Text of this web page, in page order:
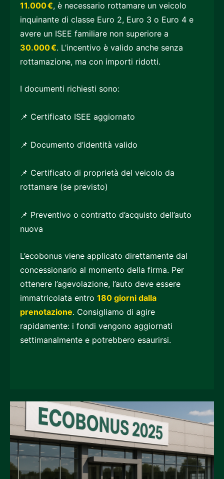
11.000 €, è necessario rottamare un veicolo
inquinante di classe Euro 2, Euro 3 o Euro 4 e
avere un ISEE familiare non superiore a
30.000 €. L’incentivo è valido anche senza
rottamazione, ma con importi ridotti.
I documenti richiesti sono:
📌 Certificato ISEE aggiornato
📌 Documento d’identità valido
📌 Certificato di proprietà del veicolo da
rottamare (se previsto)
📌 Preventivo o contratto d’acquisto dell’auto
nuova
L’ecobonus viene applicato direttamente dal
concessionario al momento della firma. Per
ottenere l’agevolazione, l’auto deve essere
immatricolata entro 180 giorni dalla
prenotazione. Consigliamo di agire
rapidamente: i fondi vengono aggiornati
settimanalmente e potrebbero esaurirsi.